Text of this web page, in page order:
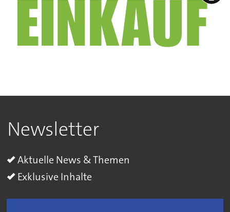
Newsletter
Aktuelle News & Themen
Exklusive Inhalte